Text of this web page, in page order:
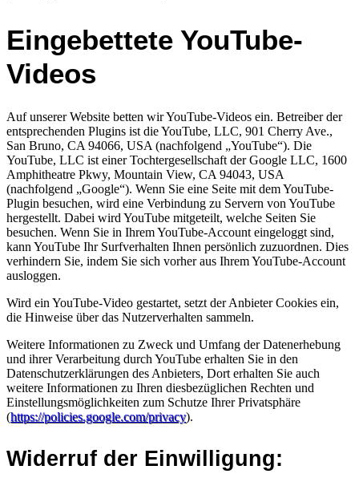
Eingebettete YouTube-
Videos
Auf unserer Website betten wir YouTube-Videos ein. Betreiber der
entsprechenden Plugins ist die YouTube, LLC, 901 Cherry Ave.,
San Bruno, CA 94066, USA (nachfolgend „YouTube“). Die
YouTube, LLC ist einer Tochtergesellschaft der Google LLC, 1600
Amphitheatre Pkwy, Mountain View, CA 94043, USA
(nachfolgend „Google“). Wenn Sie eine Seite mit dem YouTube-
Plugin besuchen, wird eine Verbindung zu Servern von YouTube
hergestellt. Dabei wird YouTube mitgeteilt, welche Seiten Sie
besuchen. Wenn Sie in Ihrem YouTube-Account eingeloggt sind,
kann YouTube Ihr Surfverhalten Ihnen persönlich zuzuordnen. Dies
verhindern Sie, indem Sie sich vorher aus Ihrem YouTube-Account
ausloggen.
Wird ein YouTube-Video gestartet, setzt der Anbieter Cookies ein,
die Hinweise über das Nutzerverhalten sammeln.
Weitere Informationen zu Zweck und Umfang der Datenerhebung
und ihrer Verarbeitung durch YouTube erhalten Sie in den
Datenschutzerklärungen des Anbieters, Dort erhalten Sie auch
weitere Informationen zu Ihren diesbezüglichen Rechten und
Einstellungsmöglichkeiten zum Schutze Ihrer Privatsphäre
(https://policies.google.com/privacy).
Widerruf der Einwilligung: